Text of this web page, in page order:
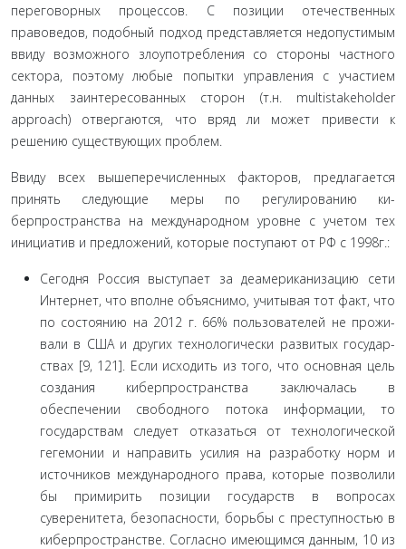
переговорных процессов. С позиции от­ечественных
правоведов, подобный подход представля­ется недопустимым
ввиду возможного злоупотребления со стороны частного
сектора, поэтому любые попытки управления с участием
данных заинтересованных сторон (т.н. multistakeholder
approach) отвергаются, что вряд ли может привести к
решению существующих проблем.
Ввиду всех вышеперечисленных факторов, предла­гается
принять следующие меры по регулированию ки­
берпространства на международном уровне с учетом тех
инициатив и предложений, которые поступают от РФ с 1998г.:
Сегодня Россия выступает за деамериканизацию сети
Интернет, что вполне объяснимо, учитывая тот факт, что
по состоянию на 2012 г. 66% пользователей не прожи­
вали в США и других технологически развитых государ­
ствах [9, 121]. Если исходить из того, что основная цель
создания киберпространства заключалась в
обеспечении свободного потока информации, то
государствам следу­ет отказаться от технологической
гегемонии и направить усилия на разработку норм и
источников международно­го права, которые позволили
бы примирить позиции го­сударств в вопросах
суверенитета, безопасности, борьбы с преступностью в
киберпространстве. Согласно имею­щимся данным, 10 из